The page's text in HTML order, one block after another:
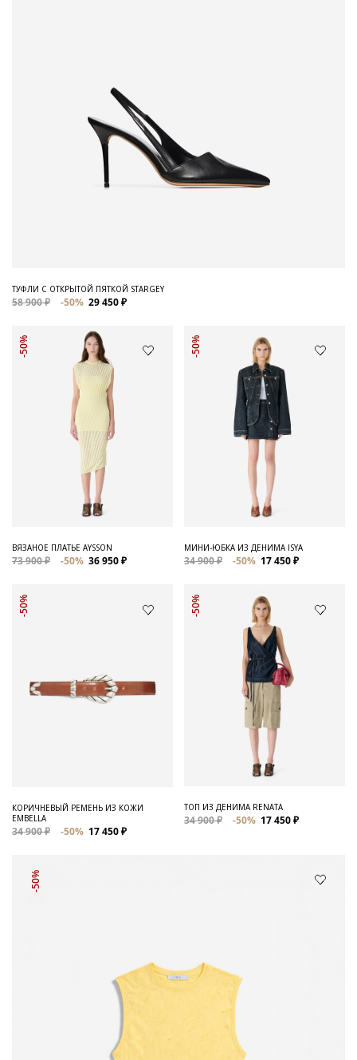
ТУФЛИ С ОТКРЫТОЙ ПЯТКОЙ STARGEY
58 900 ₽ -50% 29 450 ₽
-50%
ВЯЗАНОЕ ПЛАТЬЕ AYSSON
73 900 ₽ -50% 36 950 ₽
-50%
МИНИ-ЮБКА ИЗ ДЕНИМА ISYA
34 900 ₽ -50% 17 450 ₽
-50%
КОРИЧНЕВЫЙ РЕМЕНЬ ИЗ КОЖИ
EMBELLA
34 900 ₽ -50% 17 450 ₽
-50%
ТОП ИЗ ДЕНИМА RENATA
34 900 ₽ -50% 17 450 ₽
-50%